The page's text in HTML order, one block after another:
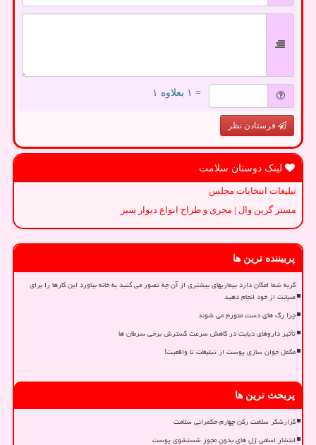
= ۱ بعلاوه ۱
فرستادن نظر
لینک دوستان سلامت
تبلیغات انتخابات مجلس
مستر گرین وال | مجری و طراح انواع دیوار سبز
پربیننده ترین ها
گربه شما امکان دارد بیماریهای بیشتری از آن چه تصور می کنید به خانه بیاورد این کارها را برای
صیانت از خود انجام دهید
چرا رگ های دست متورم می شوند
تأثیر داروهای دیابت در کاهش سرعت گسترش برخی سرطان ها
مکمل جوان سازی پوست از تبلیغات تا واقعیت!
پربحث ترین ها
گزارشگر سلامت رکن چهارم حکمرانی سلامت
انتشار اسامی ژل های بدون مجوز شستشوی پوست